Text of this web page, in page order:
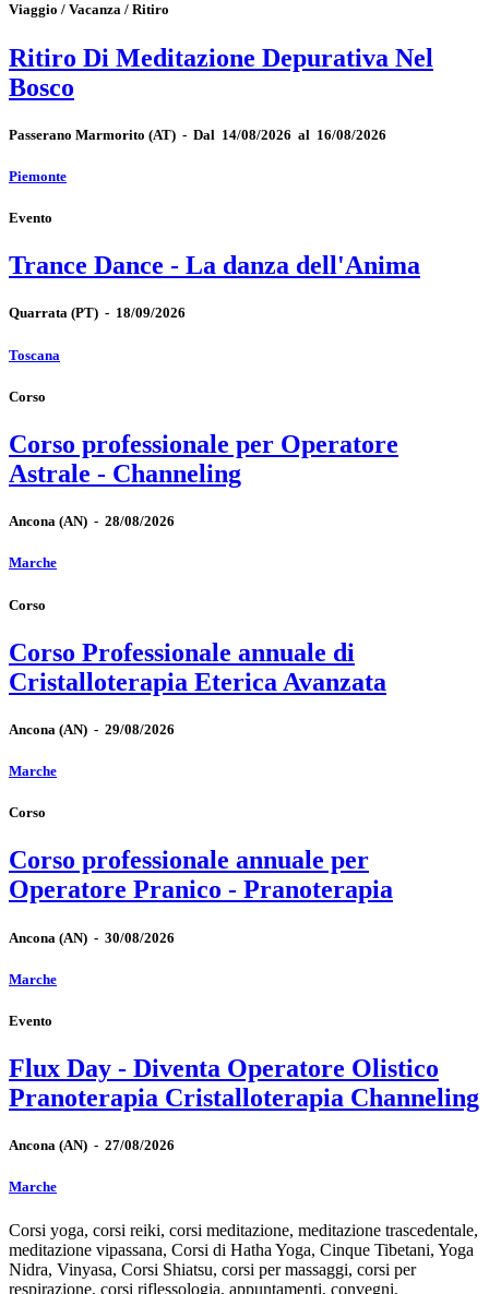
Viaggio / Vacanza / Ritiro
Ritiro Di Meditazione Depurativa Nel
Bosco
Passerano Marmorito (AT) - Dal 14/08/2026 al 16/08/2026
Piemonte
Evento
Trance Dance - La danza dell'Anima
Quarrata (PT) - 18/09/2026
Toscana
Corso
Corso professionale per Operatore
Astrale - Channeling
Ancona (AN) - 28/08/2026
Marche
Corso
Corso Professionale annuale di
Cristalloterapia Eterica Avanzata
Ancona (AN) - 29/08/2026
Marche
Corso
Corso professionale annuale per
Operatore Pranico - Pranoterapia
Ancona (AN) - 30/08/2026
Marche
Evento
Flux Day - Diventa Operatore Olistico
Pranoterapia Cristalloterapia Channeling
Ancona (AN) - 27/08/2026
Marche
Corsi yoga, corsi reiki, corsi meditazione, meditazione trascedentale,
meditazione vipassana, Corsi di Hatha Yoga, Cinque Tibetani, Yoga
Nidra, Vinyasa, Corsi Shiatsu, corsi per massaggi, corsi per
respirazione, corsi riflessologia, appuntamenti, convegni,